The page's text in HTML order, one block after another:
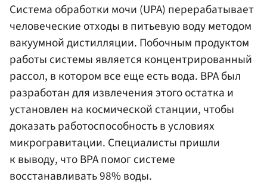
Система обработки мочи (UPA) перерабатывает
человеческие отходы в питьевую воду методом
вакуумной дистилляции. Побочным продуктом
работы системы является концентрированный
рассол, в котором все еще есть вода. BPA был
разработан для извлечения этого остатка и
установлен на космической станции, чтобы
доказать работоспособность в условиях
микрогравитации. Специалисты пришли
к выводу, что BPA помог системе
восстанавливать 98% воды.